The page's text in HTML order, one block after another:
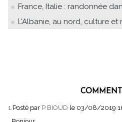
France, Italie : randonnée
L’Albanie, au nord, culture
1.Posté par P BIOUD le 03/08/2019